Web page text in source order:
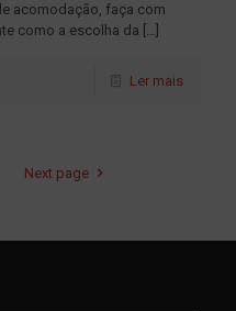
acomodação, faça com
como a escolha da […]
Ler mais
Next page